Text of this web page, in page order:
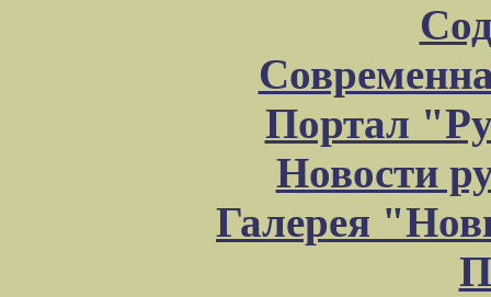
Портал
Новости
Галерея